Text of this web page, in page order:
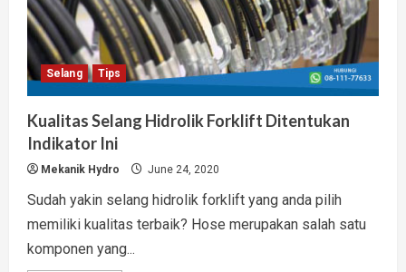
Selang Tips
Kualitas Selang Hidrolik Forklift Ditentukan
Indikator Ini
Mekanik Hydro June 24, 2020
Sudah yakin selang hidrolik forklift yang anda pilih
memiliki kualitas terbaik? Hose merupakan salah satu
komponen yang...